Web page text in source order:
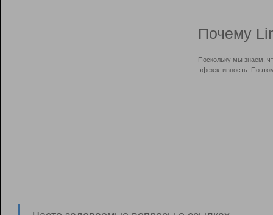
Почему
Поскольку мы знаем,
эффективность.